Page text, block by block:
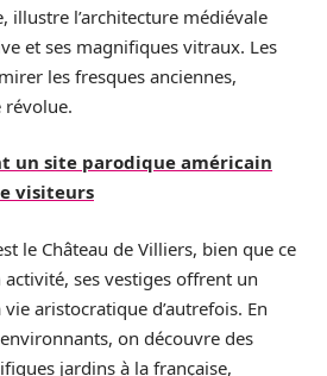
illustre l’architecture médiévale
et ses magnifiques vitraux. Les
les fresques anciennes,
révolue.
un site parodique américain
visiteurs
le Château de Villiers, bien que ce
ses vestiges offrent un
aristocratique d’autrefois. En
on découvre des
jardins à la française,